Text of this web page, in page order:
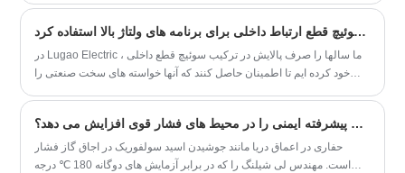
نوآوری و کیفیت شناخته شده است و در سراسر جهان به رسمیت شناخته
شده است. محصولات سری API 7K آن برای کاربردهای حفاری با فشار بالا
طراحی شده اند و از مواد با کیفیت بالا ساخته شده اند. این شرکت همچنین
آیا می توان از یک سوئیچ قطع ارتباط داخلی برای برنامه های ولتاژ بالا استفاده کرد
در Lugao Electric ، ما سالها را صرف پالایش در ترکیب سوئیچ قطع داخلی
خود کرده ایم تا اطمینان حاصل کنند که آنها خواسته های سخت صنعتی را
کرد.
چگونه شیلنگ های حفاری نفتی پیشرفته ایمنی را در محیط های فشار قوی افزایش می دهد؟
حفاری در اعماق دریا مانند جوشیدن اسید سولفوریک در اجاق گاز فشار
است. مهندس لی شیلنگ را که در برابر آزمایش های دوگانه 180 ℃ درجه